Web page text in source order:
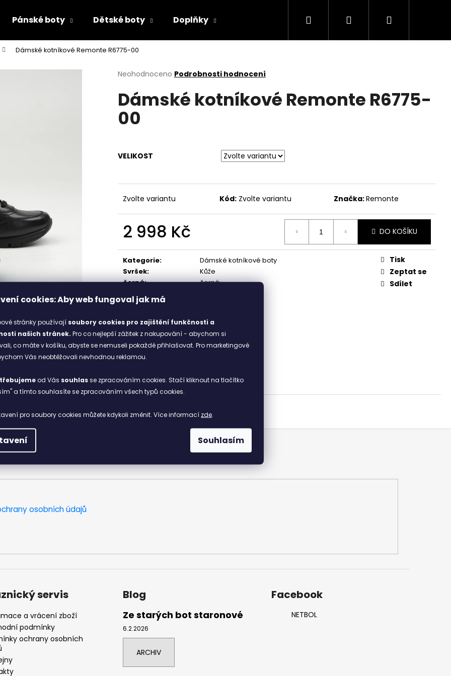
cookies: Aby web fungoval jak má
stránky používají soubory cookies pro zajištění funkčnosti a
našich stránek. Pro co nejlepší zážitek z nakupování - abychom si
co máte v košíku, abyste se nemuseli pokaždé přihlašovat. Pro marketingové
Vás neobtěžovali nevhodnou reklamou.
od Vás souhlasse zpracováním cookies. Stačí kliknout na tlačítko
a tímto souhlasíte se zpracováním všech typů cookies.
pro soubory cookies můžete kdykoli změnit. Více informací zde
Souhlasím
Pánské boty Dětské boty Doplňky Hledat PřihlášeníNákupní
Dámské kotníkové Remonte R6775-00
Průměrné
produktu
je
0,0
z
Neohodnoceno Podrobnosti hodnocení
Dámské kotníkové Remonte R6775-
00
VELIKOST
Zvolte variantu Kód: Zvolte variantu Značka:Remonte
2 998 Kč
cena:
DO KOŠÍKU
Kategorie:
Dámské kotníkové boty
Svršek:
Kůže
černá:
černá
Tisk
Zeptat se
Sdílet
Co potřebujete najít?
HLEDAT
CHLAPECKÉ SANDÁLY PRIMIGI 7893300
698 Kč
998 Kč
PRIMIGI 2418511
1 898 Kč
osobních údajů
servis
a vrácení zboží
podmínky
ochrany osobních
Blog
Ze starých bot staronové
6.2.2026
ARCHIV
Facebook
NETBOL